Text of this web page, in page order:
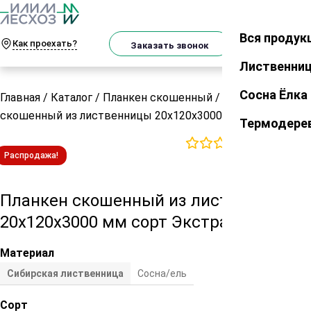
Как проехать? Заказать звонок Закрыть
Вся
Сосна Ёлка
Главная / Каталог / Планкен скошенный /
Планкен
скошенный из лиственницы 20х120х3000 мм сорт Экстра
Распродажа!
Планкен скошенный из лиственницы
20х120х3000 мм сорт Экстра
Материал
Сибирская лиственница Сосна/ель
Сорт